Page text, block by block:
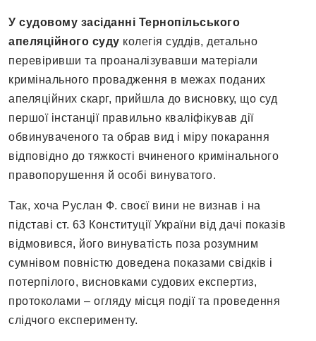
У судовому засіданні Тернопільського
апеляційного суду колегія суддів, детально
перевіривши та проаналізувавши матеріали
кримінального провадження в межах поданих
апеляційних скарг, прийшла до висновку, що суд
першої інстанції правильно кваліфікував дії
обвинуваченого та обрав вид і міру покарання
відповідно до тяжкості вчиненого кримінального
правопорушення й особі винуватого.
Так, хоча Руслан Ф. своєї вини не визнав і на
підставі ст. 63 Конституції України від дачі показів
відмовився, його винуватість поза розумним
сумнівом повністю доведена показами свідків і
потерпілого, висновками судових експертиз,
протоколами – огляду місця події та проведення
слідчого експерименту.